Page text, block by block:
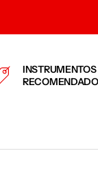
INSTRUMENTOS